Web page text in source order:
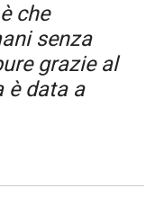
che
senza
grazie al
è data a